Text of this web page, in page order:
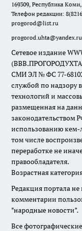
169309, Республика
Телефон редакции:
progorod@list.ru
progorod.uhta@yandex.ru
Сетевое издание
СМИ ЭЛ № ФС 77-68102
службой по надзору
технологий и
размещенная на
законодательством
использованию кем-
том числе
переработке не
правообладателя.
Возрастная
Редакция портала не
комментарии
"народные новости".
Все